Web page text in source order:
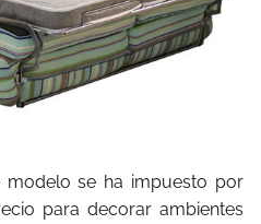
modelo se ha impuesto por
para decorar ambientes